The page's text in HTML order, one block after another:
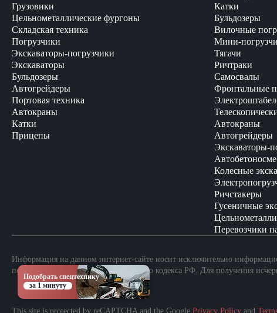
Грузовики
Цельнометаллические фургоны
Складская техника
Погрузчики
Экскаваторы-погрузчики
Экскаваторы
Бульдозеры
Автогрейдеры
Портовая техника
Автокраны
Катки
Прицепы
Катки
Бульдозеры
Вилочные
Мини-
Тягачи
Ричтраки
Самосвалы
Фронтальные
Автокраны
Автогрейдеры
Экскаваторы-
Колесные
Ричстакеры
Гусеничные
Перевозчики
Информация на данном интернет-сайте носит исключительно
положениями Статьи 437 Гражданского кодекса РФ. Для получения
This site is protected by reCAPTCHA and the Google Privacy Policy and
Подобрать спецтехнику
за 1 минуту